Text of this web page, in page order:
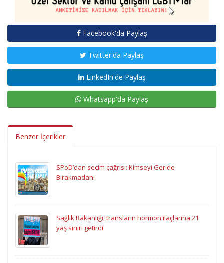
Facebook'da Paylaş
Twitter'da Paylaş
LinkedIn'de Paylaş
Whatsapp'da Paylaş
Benzer İçerikler
SPoD’dan seçim çağrısı: Kimseyi Geride
Bırakmadan!
Sağlık Bakanlığı, transların hormon ilaçlarına 21
yaş sınırı getirdi